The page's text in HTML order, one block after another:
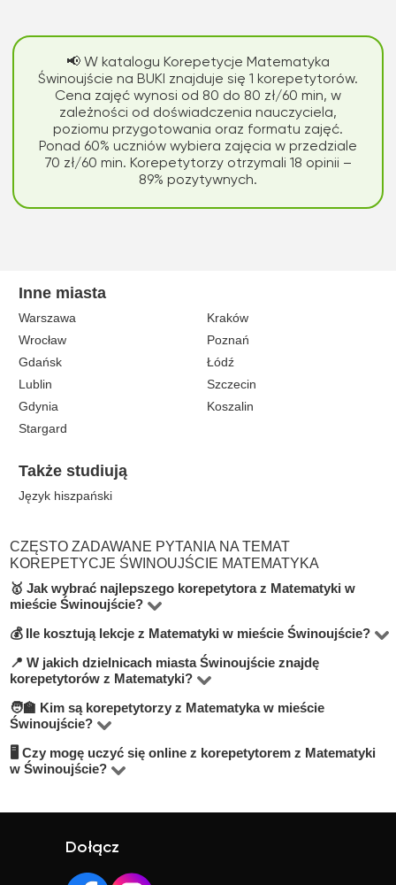
📢 W katalogu Korepetycje Matematyka
Świnoujście na BUKI znajduje się 1 korepetytorów.
Cena zajęć wynosi od 80 do 80 zł/60 min, w
zależności od doświadczenia nauczyciela,
poziomu przygotowania oraz formatu zajęć.
Ponad 60% uczniów wybiera zajęcia w przedziale
70 zł/60 min. Korepetytorzy otrzymali 18 opinii –
89% pozytywnych.
Inne miasta
Warszawa
Kraków
Wrocław
Poznań
Gdańsk
Łódź
Lublin
Szczecin
Gdynia
Koszalin
Stargard
Także studiują
Język hiszpański
CZĘSTO ZADAWANE PYTANIA NA TEMAT
KOREPETYCJE ŚWINOUJŚCIE MATEMATYKA
🥇 Jak wybrać najlepszego korepetytora z Matematyki w
mieście Świnoujście?
Na platformie BUKI znajdziesz 1 korepetytorów
oferujących zajęcia z Matematyka w miejscowości
Świnoujście. Przy wyborze zwróć uwagę na cenę,
opinie, doświadczenie, wykształcenie oraz lokalizację.
Warto szukać korepetytorów z opcją darmowej lekcji
próbnej, aby sprawdzić, czy dany nauczyciel Ci
💰 Ile kosztują lekcje z Matematyki w mieście Świnoujście?
Ceny zależą od poziomu, doświadczenia korepetytora i
trybu zajęć (online lub stacjonarnie). Średnia cena w
mieście Świnoujście wynosi od 80 do 100 zł/h.
📍 W jakich dzielnicach miasta Świnoujście znajdę
korepetytorów z Matematyki?
Na BUKI możesz znaleźć nauczycieli w niemal
wszystkich dzielnicach miasta Świnoujście. Możesz też
wybrać lekcje online, jeśli zależy Ci na elastyczności.
🧑‍🏫 Kim są korepetytorzy z Matematyka w mieście
Świnoujście?
Na BUKI znajdziesz wykwalifikowanych nauczycieli,
studentów oraz praktyków z doświadczeniem. Średnia
🖥 Czy mogę uczyć się online z korepetytorem z Matematyki
w Świnoujście?
Online możesz uczyć się w elastyczny sposób,
niezależnie od lokalizacji.
Dołącz